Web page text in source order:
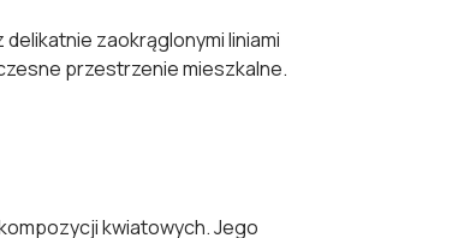
zaokrąglonymi liniami
przestrzenie mieszkalne.
kwiatowych. Jego